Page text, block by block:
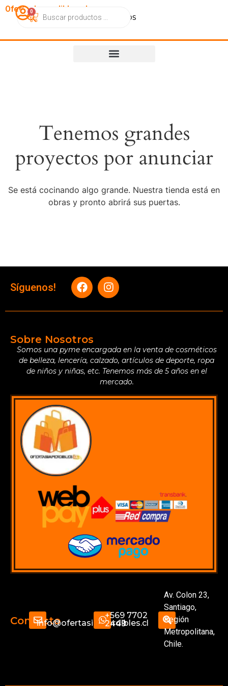
OfertasImperdibles.cl
CatálogoContactoNosotros
0
Tenemos grandes
proyectos por anunciar
Se está cocinando algo grande. Nuestra tienda está en
obras y pronto abrirá sus puertas.
Síguenos!
Sobre Nosotros
Somos una pyme encargada en la venta de cosméticos
de belleza, lencería, calzado, artículos de deporte, ropa
de niños y niñas, etc. Tenemos más de 5 años en el
mercado.
Contactoinfo@ofertasimperdibles.cl
+569 7702
2449
Av. Colon 23,
Santiago,
Región
Metropolitana,
Chile.